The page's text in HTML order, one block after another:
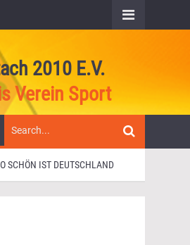
2010 E.V.
Verein Sport
SCHÖN IST DEUTSCHLAND